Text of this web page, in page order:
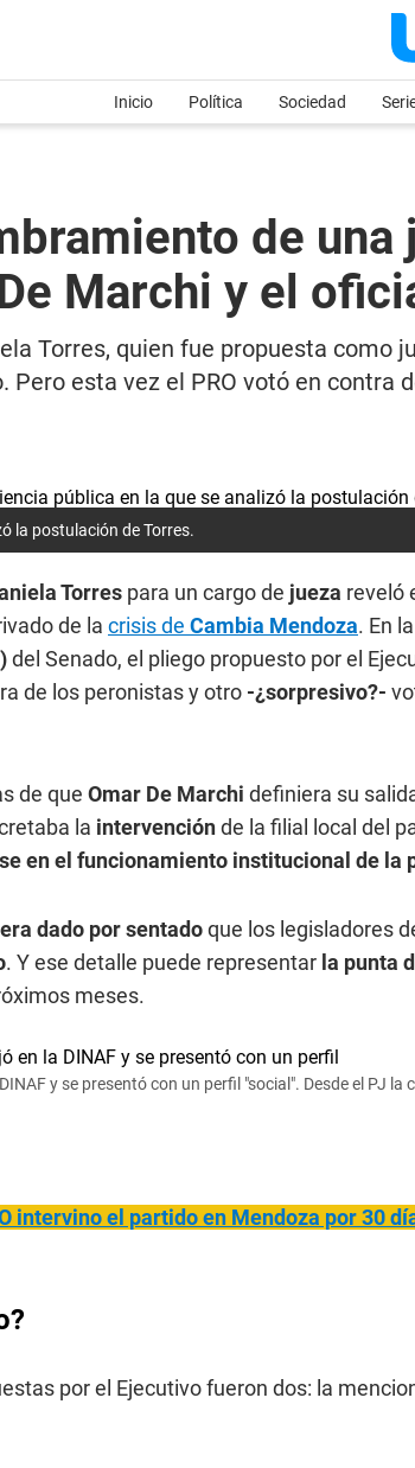
Inicio Política Sociedad
de
Marchi y el
Torres, quien fue propuesta
Pero esta vez el PRO votó en
la postulación de Torres.
Torres para un cargo de jueza reveló
de la crisis de Cambia Mendoza. En
del Senado, el pliego propuesto por el
de los peronistas y otro -¿sorpresivo?-
de que Omar De Marchi definiera su
la intervenciónde la filial local del
en el funcionamiento institucional de la
dado por sentadoque los legisladores
. Y ese detalle puede representar la punta
meses.
y se presentó con un perfil "social". Desde el PJ la
intervino el partido en Mendoza por 30
por el Ejecutivo fueron dos: la